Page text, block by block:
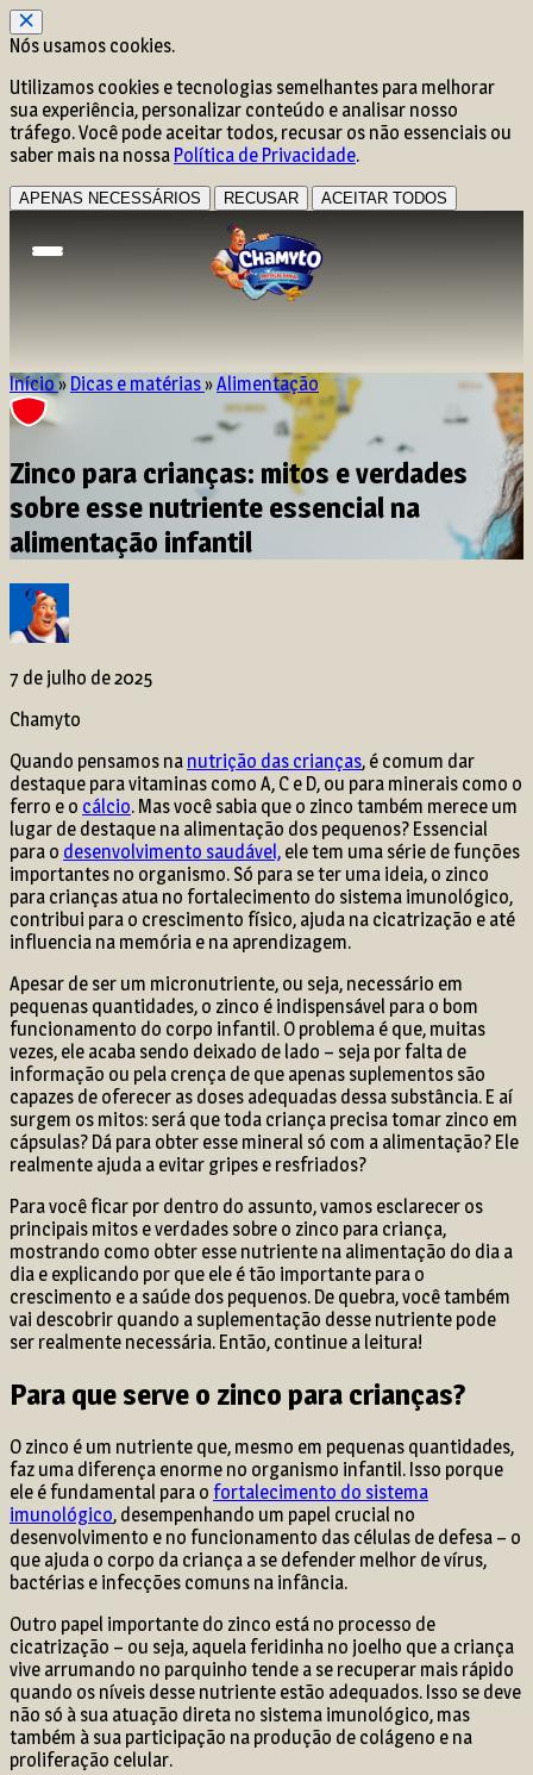
Nós usamos cookies.
Utilizamos cookies e tecnologias semelhantes para melhorar
sua experiência, personalizar conteúdo e analisar nosso
tráfego. Você pode aceitar todos, recusar os não essenciais ou
saber mais na nossa Política de Privacidade.
APENAS NECESSÁRIOS RECUSAR ACEITAR TODOS
Início» Dicas e matérias»Alimentação
Zinco para crianças: mitos e verdades
sobre esse nutriente essencial na
alimentação infantil
7 de julho de 2025
Chamyto
Quando pensamos na nutrição das crianças, é comum dar
destaque para vitaminas como A, C e D, ou para minerais como o
ferro e o cálcio. Mas você sabia que o zinco também merece um
lugar de destaque na alimentação dos pequenos? Essencial
para o desenvolvimento saudável, ele tem uma série de funções
importantes no organismo. Só para se ter uma ideia, o zinco
para crianças atua no fortalecimento do sistema imunológico,
contribui para o crescimento físico, ajuda na cicatrização e até
influencia na memória e na aprendizagem.
Apesar de ser um micronutriente, ou seja, necessário em
pequenas quantidades, o zinco é indispensável para o bom
funcionamento do corpo infantil. O problema é que, muitas
vezes, ele acaba sendo deixado de lado – seja por falta de
informação ou pela crença de que apenas suplementos são
capazes de oferecer as doses adequadas dessa substância. E aí
surgem os mitos: será que toda criança precisa tomar zinco em
cápsulas? Dá para obter esse mineral só com a alimentação? Ele
realmente ajuda a evitar gripes e resfriados?
Para você ficar por dentro do assunto, vamos esclarecer os
principais mitos e verdades sobre o zinco para criança,
mostrando como obter esse nutriente na alimentação do dia a
dia e explicando por que ele é tão importante para o
crescimento e a saúde dos pequenos. De quebra, você também
vai descobrir quando a suplementação desse nutriente pode
ser realmente necessária. Então, continue a leitura!
Para que serve o zinco para crianças?
O zinco é um nutriente que, mesmo em pequenas quantidades,
faz uma diferença enorme no organismo infantil. Isso porque
ele é fundamental para o fortalecimento do sistema
imunológico, desempenhando um papel crucial no
desenvolvimento e no funcionamento das células de defesa – o
que ajuda o corpo da criança a se defender melhor de vírus,
bactérias e infecções comuns na infância.
Outro papel importante do zinco está no processo de
cicatrização – ou seja, aquela feridinha no joelho que a criança
vive arrumando no parquinho tende a se recuperar mais rápido
quando os níveis desse nutriente estão adequados. Isso se deve
não só à sua atuação direta no sistema imunológico, mas
também à sua participação na produção de colágeno e na
proliferação celular.